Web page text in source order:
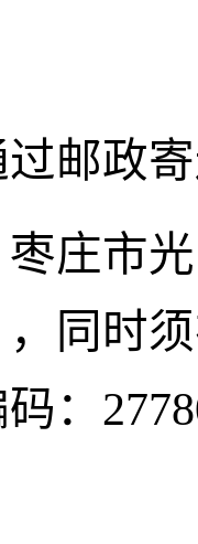
邮政
庄市
同时
：